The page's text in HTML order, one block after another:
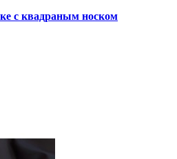
с квадраным носком